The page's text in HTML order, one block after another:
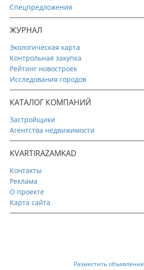
Спецпредложения
ЖУРНАЛ
Экологическая карта
Контрольная закупка
Рейтинг новостроек
Исследования городов
КАТАЛОГ КОМПАНИЙ
Застройщики
Агентства недвижимости
KVARTIRAZAMKAD
Контакты
Реклама
О проекте
Карта сайта
Разместить объявление